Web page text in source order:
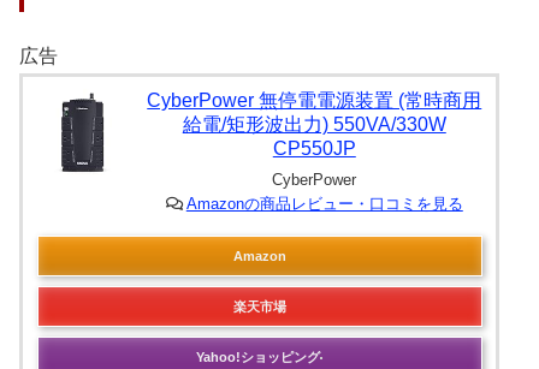
広告
CyberPower 無停電電源装置 (常時商用
給電/矩形波出力) 550VA/330W
CP550JP
CyberPower
Amazonの商品レビュー・口コミを見る
Amazon
楽天市場
Yahoo!ショッピング